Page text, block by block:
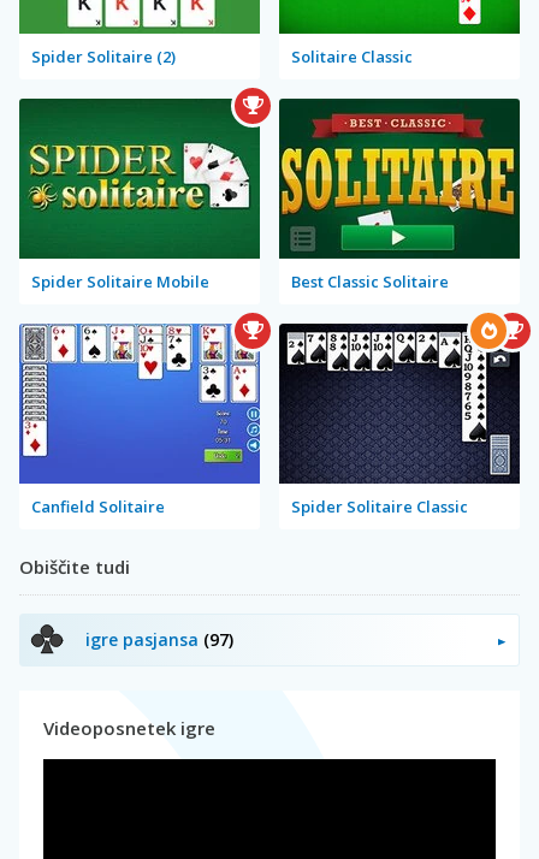
Spider Solitaire (2) Solitaire Classic
Spider Solitaire Mobile Best Classic Solitaire
Canfield Solitaire Spider Solitaire Classic
Obiščite tudi
igre pasjansa (97)
Videoposnetek igre